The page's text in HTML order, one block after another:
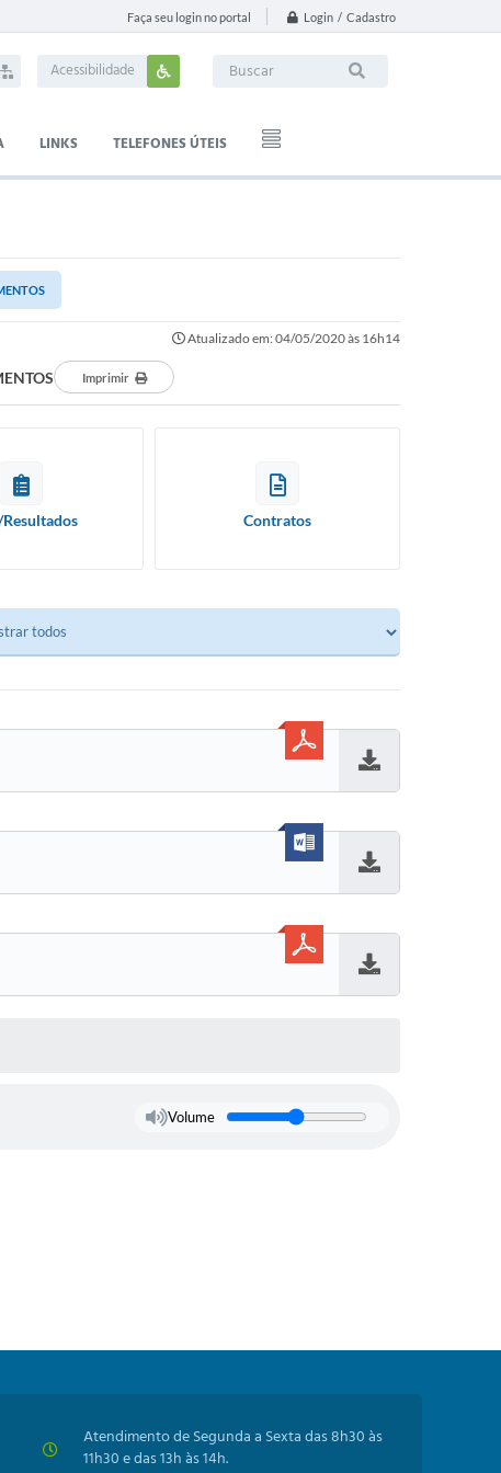
Faça seu login no portal Login / Cadastro
Acessibilidade
LINKS TELEFONES ÚTEIS
Atualizado em: 04/05/2020 às 16h14
Imprimir
Contratos
Volume
Atendimento de Segunda a Sexta das 8h30 às
11h30 e das 13h às 14h.